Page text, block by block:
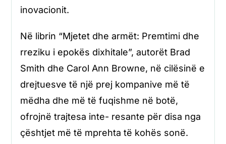
inovacionit.
Në librin “Mjetet dhe armët: Premtimi dhe
rreziku i epokës dixhitale”, autorët Brad
Smith dhe Carol Ann Browne, në cilësinë e
drejtuesve të një prej kompanive më të
mëdha dhe më të fuqishme në botë,
ofrojnë trajtesa inte- resante për disa nga
çështjet më të mprehta të kohës sonë.